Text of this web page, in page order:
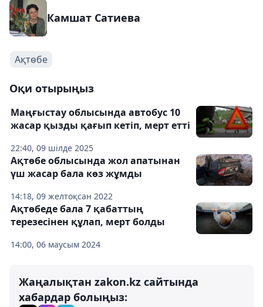
Камшат Сатиева
Ақтөбе
Оқи отырыңыз
22:40, 09 шілде 2025
Маңғыстау облысында автобус 10
жасар қызды қағып кетіп, мерт етті
14:18, 09 желтоқсан 2022
Ақтөбе облысында жол апатынан
үш жасар бала көз жұмды
14:00, 06 маусым 2024
Ақтөбеде бала 7 қабаттың
терезесінен құлап, мерт болды
Жаңалықтан zakon.kz сайтында
хабардар болыңыз: